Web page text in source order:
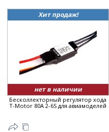
Хит продаж!
нет в наличии
Бесколлекторный регулятор хода
T-Motor 80A 2-6S для авиамоделей